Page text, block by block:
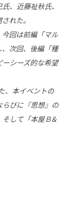
、近藤祉秋氏、
れた。
回は前編「マル
次回、後編「種
シーズ的な希望
、本イベントの
びに『思想』の
そして「本屋Ｂ&